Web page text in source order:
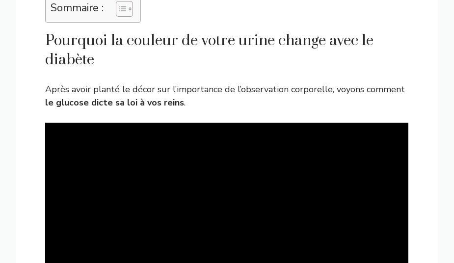
Sommaire :
Pourquoi la couleur de votre urine change avec le
diabète
Après avoir planté le décor sur l’importance de l’observation corporelle, voyons comment
le glucose dicte sa loi à vos reins.